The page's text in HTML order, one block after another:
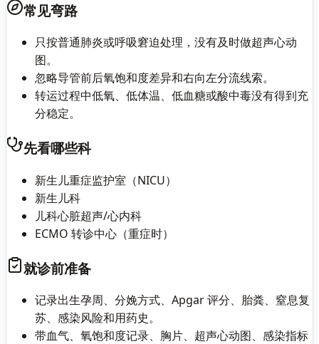
常见弯路
只按普通肺炎或呼吸窘迫处理，没有及时做超声心动
图。
忽略导管前后氧饱和度差异和右向左分流线索。
转运过程中低氧、低体温、低血糖或酸中毒没有得到充
分稳定。
先看哪些科
新生儿重症监护室（NICU）
新生儿科
儿科心脏超声/心内科
ECMO 转诊中心（重症时）
就诊前准备
记录出生孕周、分娩方式、Apgar 评分、胎粪、窒息复
苏、感染风险和用药史。
带血气、氧饱和度记录、胸片、超声心动图、感染指标